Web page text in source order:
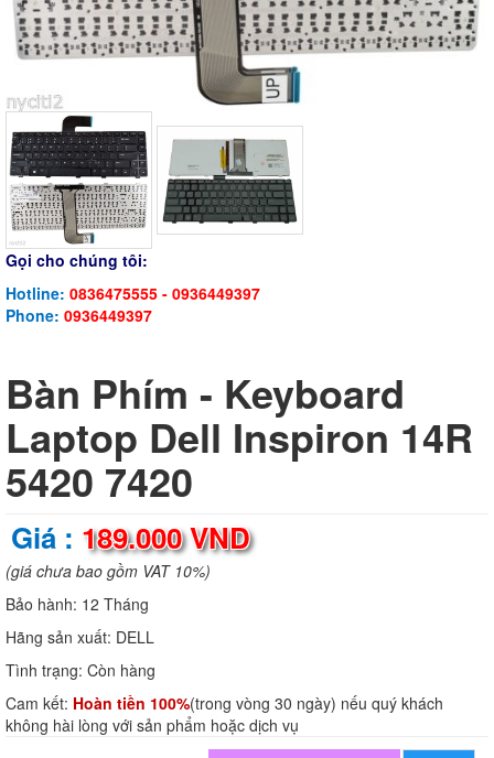
Gọi cho chúng tôi:
Hotline: 0836475555 - 0936449397
Phone: 0936449397
Bàn Phím - Keyboard
Laptop Dell Inspiron 14R
5420 7420
Giá : 189.000 VND
(giá chưa bao gồm VAT 10%)
Bảo hành: 12 Tháng
Hãng sản xuất: DELL
Tình trạng: Còn hàng
Cam kết: Hoàn tiền 100%(trong vòng 30 ngày) nếu quý khách
không hài lòng với sản phẩm hoặc dịch vụ